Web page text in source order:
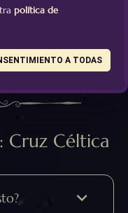
Cruz Céltica
política de
A TODAS